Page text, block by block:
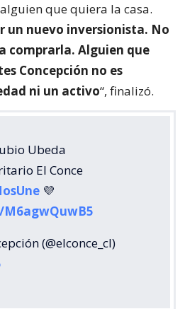
que quiera la casa.
un nuevo inversionista. No
comprarla. Alguien que
Concepción no es
ni un activo“, finalizó.
Ubeda
El Conce
💜
(@elconce_cl)